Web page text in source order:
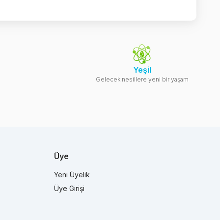
Yeşil
Gelecek nesillere yeni bir yaşam
Üye
Yeni Üyelik
Üye Girişi